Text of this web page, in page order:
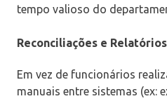
tempo valioso do
Reconciliações e
Em vez de funcionários
manuais entre sistemas (ex: